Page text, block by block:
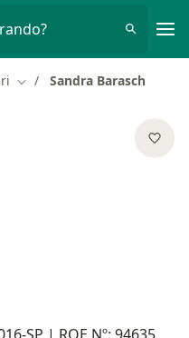
Mudar de cidade
Sandra Barasch